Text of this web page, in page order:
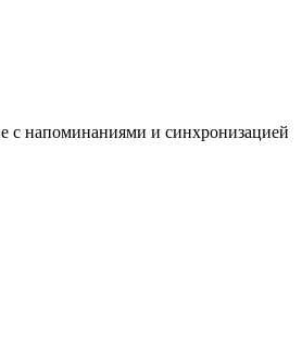
с напоминаниями и синхронизацией